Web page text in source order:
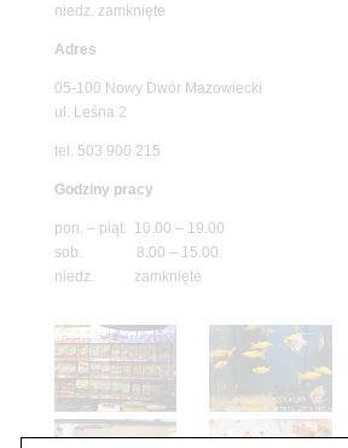
niedz. zamknięte
Adres
05-100 Nowy Dwór Mazowiecki
ul. Leśna 2
tel. 503 900 215
Godziny pracy
pon. – piąt. 10.00 – 19.00
sob. 8.00 – 15.00
niedz. zamknięte